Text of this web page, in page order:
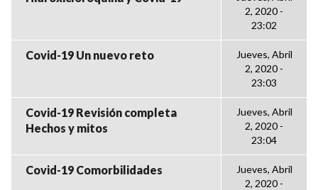
2, 2020 -
23:02
Covid-19 Un nuevo reto
Jueves, Abril
2, 2020 -
23:03
Covid-19 Revisión completa
Hechos y mitos
Jueves, Abril
2, 2020 -
23:04
Covid-19 Comorbilidades
Jueves, Abril
2, 2020 -